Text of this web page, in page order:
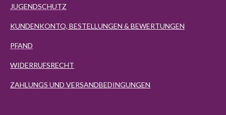
JUGENDSCHUTZ
KUNDENKONTO, BESTELLUNGEN & BEWERTUNGEN
PFAND
WIDERRUFSRECHT
ZAHLUNGS UND VERSANDBEDINGUNGEN